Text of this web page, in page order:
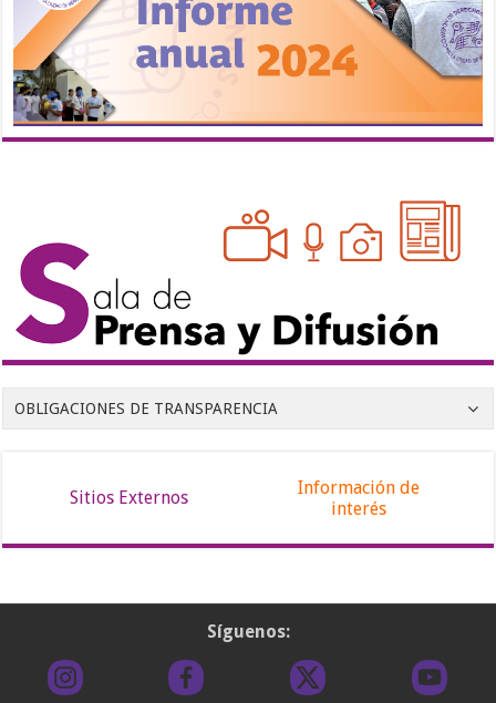
OBLIGACIONES DE TRANSPARENCIA
Sitios Externos
Información de
interés
Síguenos: